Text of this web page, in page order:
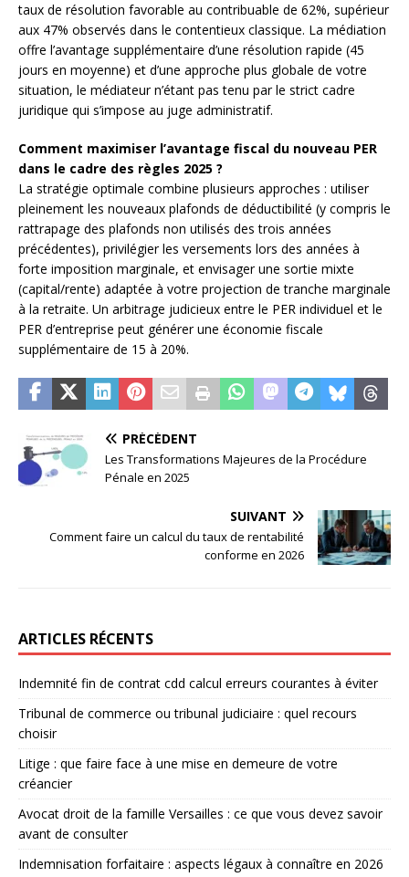
taux de résolution favorable au contribuable de 62%, supérieur
aux 47% observés dans le contentieux classique. La médiation
offre l’avantage supplémentaire d’une résolution rapide (45
jours en moyenne) et d’une approche plus globale de votre
situation, le médiateur n’étant pas tenu par le strict cadre
juridique qui s’impose au juge administratif.
Comment maximiser l’avantage fiscal du nouveau PER
dans le cadre des règles 2025 ?
La stratégie optimale combine plusieurs approches : utiliser
pleinement les nouveaux plafonds de déductibilité (y compris le
rattrapage des plafonds non utilisés des trois années
précédentes), privilégier les versements lors des années à
forte imposition marginale, et envisager une sortie mixte
(capital/rente) adaptée à votre projection de tranche marginale
à la retraite. Un arbitrage judicieux entre le PER individuel et le
PER d’entreprise peut générer une économie fiscale
supplémentaire de 15 à 20%.
PRÉCÉDENT
Les Transformations Majeures de la Procédure
Pénale en 2025
SUIVANT
Comment faire un calcul du taux de rentabilité
conforme en 2026
ARTICLES RÉCENTS
Indemnité fin de contrat cdd calcul erreurs courantes à éviter
Tribunal de commerce ou tribunal judiciaire : quel recours
choisir
Litige : que faire face à une mise en demeure de votre
créancier
Avocat droit de la famille Versailles : ce que vous devez savoir
avant de consulter
Indemnisation forfaitaire : aspects légaux à connaître en 2026